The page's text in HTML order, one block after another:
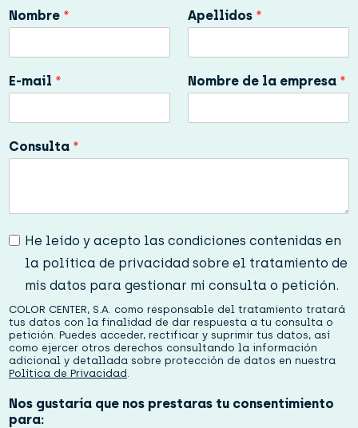
Nombre * Apellidos *
E-mail * Nombre de la empresa *
Consulta *
P
c
i
d
a
d
*
He leído y acepto las condiciones contenidas en
la política de privacidad sobre el tratamiento de
mis datos para gestionar mi consulta o petición.
COLOR CENTER, S.A. como responsable del tratamiento tratará
tus datos con la finalidad de dar respuesta a tu consulta o
petición. Puedes acceder, rectificar y suprimir tus datos, así
como ejercer otros derechos consultando la información
adicional y detallada sobre protección de datos en nuestra
Política de Privacidad
Nos gustaría que nos prestaras tu consentimiento
para: